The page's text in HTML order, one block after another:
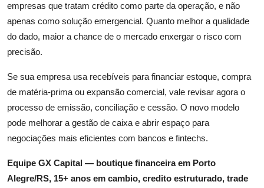
empresas que tratam crédito como parte da operação, e não
apenas como solução emergencial. Quanto melhor a qualidade
do dado, maior a chance de o mercado enxergar o risco com
precisão.
Se sua empresa usa recebíveis para financiar estoque, compra
de matéria-prima ou expansão comercial, vale revisar agora o
processo de emissão, conciliação e cessão. O novo modelo
pode melhorar a gestão de caixa e abrir espaço para
negociações mais eficientes com bancos e fintechs.
Equipe GX Capital — boutique financeira em Porto
Alegre/RS, 15+ anos em cambio, credito estruturado, trade